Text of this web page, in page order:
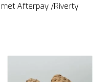
Afterpay /Riverty